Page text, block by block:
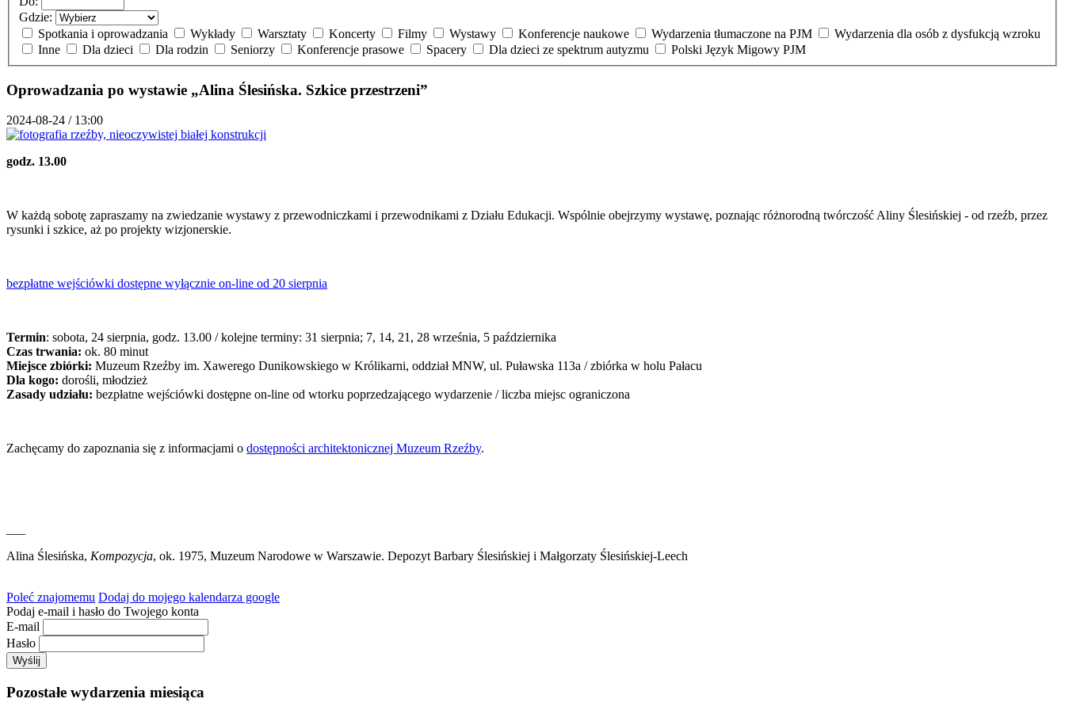
Gdzie:
Spotkania i oprowadzania
Wykłady Warsztaty Koncerty Filmy Wystawy Konferencje naukowe Wydarzenia tłumaczone na PJM
Wydarzenia dla osób z dysfukcją wzroku
Inne
Dla dzieci Dla rodzin Seniorzy Konferencje prasowe Spacery Dla dzieci ze spektrum autyzmu Polski Język Migowy PJM
Oprowadzania po wystawie „Alina Ślesińska. Szkice przestrzeni”
2024-08-24 / 13:00
godz. 13.00
W każdą sobotę zapraszamy na zwiedzanie wystawy z przewodniczkami i przewodnikami z Działu Edukacji. Wspólnie obejrzymy wystawę, poznając różnorodną twórczość Aliny Ślesińskiej - od rzeźb, przez
rysunki i szkice, aż po projekty wizjonerskie.
bezpłatne wejściówki dostępne wyłącznie on-line od 20 sierpnia
Termin: sobota, 24 sierpnia, godz. 13.00 / kolejne terminy: 31 sierpnia; 7, 14, 21, 28 września, 5 października
Czas trwania: ok. 80 minut
Miejsce zbiórki: Muzeum Rzeźby im. Xawerego Dunikowskiego w Królikarni, oddział MNW, ul. Puławska 113a / zbiórka w holu Pałacu
Dla kogo: dorośli, młodzież
Zasady udziału: bezpłatne wejściówki dostępne on-line od wtorku poprzedzającego wydarzenie / liczba miejsc ograniczona
Zachęcamy do zapoznania się z informacjami o dostępności architektonicznej Muzeum Rzeźby.
Alina Ślesińska, Kompozycja, ok. 1975, Muzeum Narodowe w Warszawie. Depozyt Barbary Ślesińskiej i Małgorzaty Ślesińskiej-Leech
Poleć znajomemu Dodaj do mojego kalendarza google
Podaj e-mail i hasło do Twojego konta
E-mail
Hasło
Pozostałe wydarzenia miesiąca